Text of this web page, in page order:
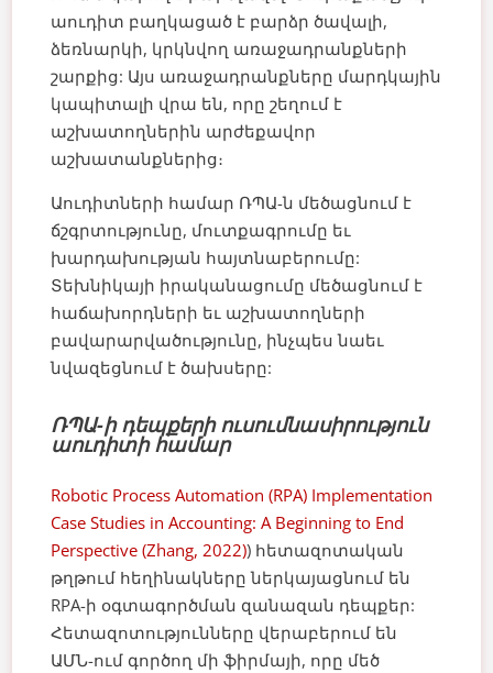
աուդիտ բաղկացած է բարձր ծավալի,
ձեռնարկի, կրկնվող առաջադրանքների
շարքից: Այս առաջադրանքները մարդկային
կապիտալի վրա են, որը շեղում է
աշխատողներին արժեքավոր
աշխատանքներից։
Աուդիտների համար ՌՊԱ-ն մեծացնում է
ճշգրտությունը, մուտքագրումը եւ
խարդախության հայտնաբերումը:
Տեխնիկայի իրականացումը մեծացնում է
հաճախորդների եւ աշխատողների
բավարարվածությունը, ինչպես նաեւ
նվազեցնում է ծախսերը:
ՌՊԱ-ի դեպքերի ուսումնասիրություն
աուդիտի համար
Robotic Process Automation (RPA) Implementation
Case Studies in Accounting: A Beginning to End
Perspective (Zhang, 2022)) հետազոտական
թղթում հեղինակները ներկայացնում են
RPA-ի օգտագործման զանազան դեպքեր:
Հետազոտությունները վերաբերում են
ԱՄՆ-ում գործող մի ֆիրմայի, որը մեծ